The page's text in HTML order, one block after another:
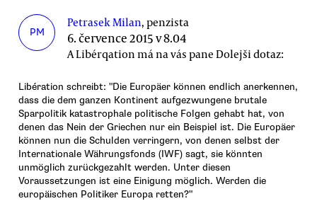
PM
Petrasek Milan, penzista
6. července 2015 v 8.04
A Libérqation má na vás pane Dolejši dotaz:
Libération schreibt: "Die Europäer können endlich anerkennen,
dass die dem ganzen Kontinent aufgezwungene brutale
Sparpolitik katastrophale politische Folgen gehabt hat, von
denen das Nein der Griechen nur ein Beispiel ist. Die Europäer
können nun die Schulden verringern, von denen selbst der
Internationale Währungsfonds (IWF) sagt, sie könnten
unmöglich zurückgezahlt werden. Unter diesen
Voraussetzungen ist eine Einigung möglich. Werden die
europäischen Politiker Europa retten?"